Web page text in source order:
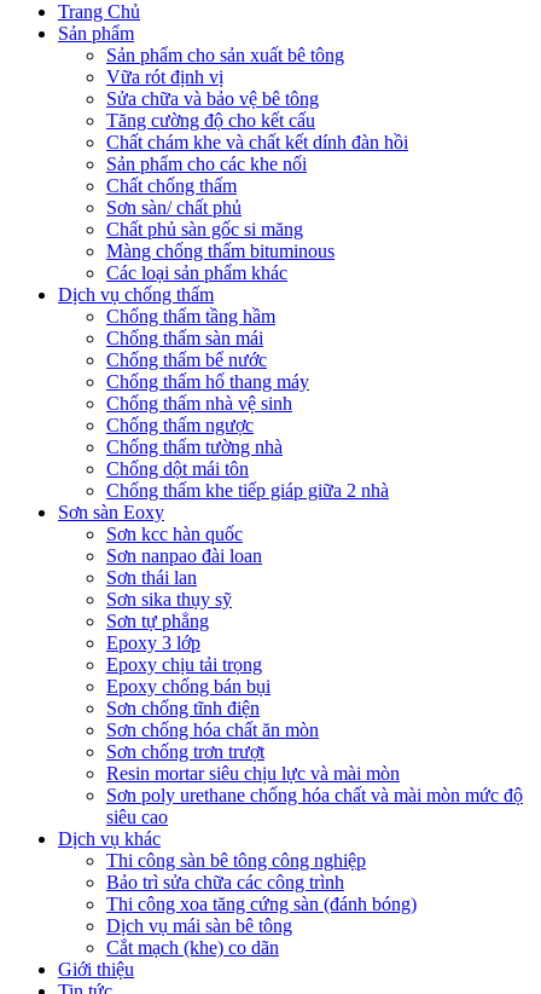
Trang Chủ
Sản phẩm
Sản phẩm cho sản xuất bê tông
Vữa rót định vị
Sửa chữa và bảo vệ bê tông
Tăng cường độ cho kết cấu
Chất chám khe và chất kết dính đàn hồi
Sản phẩm cho các khe nối
Chất chống thấm
Sơn sàn/ chất phủ
Chất phủ sàn gốc si măng
Màng chống thấm bituminous
Các loại sản phẩm khác
Dịch vụ chống thấm
Chống thấm tầng hầm
Chống thấm sàn mái
Chống thấm bể nước
Chống thấm hố thang máy
Chống thấm nhà vệ sinh
Chống thấm ngược
Chống thấm tường nhà
Chống dột mái tôn
Chống thấm khe tiếp giáp giữa 2 nhà
Sơn sàn Eoxy
Sơn kcc hàn quốc
Sơn nanpao đài loan
Sơn thái lan
Sơn sika thụy sỹ
Sơn tự phẳng
Epoxy 3 lớp
Epoxy chịu tải trọng
Epoxy chống bán bụi
Sơn chống tĩnh điện
Sơn chống hóa chất ăn mòn
Sơn chống trơn trượt
Resin mortar siêu chịu lực và mài mòn
Sơn poly urethane chống hóa chất và mài mòn mức độ
siêu cao
Dịch vụ khác
Thi công sàn bê tông công nghiệp
Bảo trì sửa chữa các công trình
Thi công xoa tăng cứng sàn (đánh bóng)
Dịch vụ mái sàn bê tông
Cắt mạch (khe) co dãn
Giới thiệu